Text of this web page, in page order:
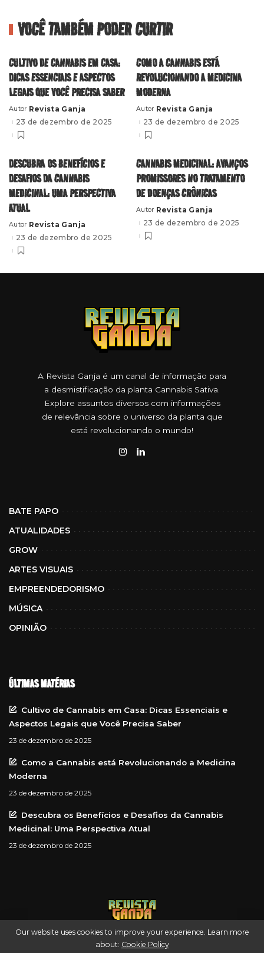
VOCÊ TAMBÉM PODER CURTIR
CULTIVO DE CANNABIS EM CASA:
DICAS ESSENCIAIS E ASPECTOS
LEGAIS QUE VOCÊ PRECISA SABER
Posted
by
Autor Revista Ganja
23 de dezembro de 2025
COMO A CANNABIS ESTÁ
REVOLUCIONANDO A MEDICINA
MODERNA
Posted
by
Autor Revista Ganja
23 de dezembro de 2025
DESCUBRA OS BENEFÍCIOS E
DESAFIOS DA CANNABIS
MEDICINAL: UMA PERSPECTIVA
ATUAL
Posted
by
Autor Revista Ganja
23 de dezembro de 2025
CANNABIS MEDICINAL: AVANÇOS
PROMISSORES NO TRATAMENTO
DE DOENÇAS CRÔNICAS
Posted
by
Autor Revista Ganja
23 de dezembro de 2025
A Revista Ganja é um canal de informação para
a desmistificação da planta Cannabis Sativa.
Explore assuntos diversos com informações
de relevância sobre o universo da planta que
está revolucionando o mundo!
BATE PAPO
ATUALIDADES
GROW
ARTES VISUAIS
EMPREENDEDORISMO
MÚSICA
OPINIÃO
ÚLTIMAS MATÉRIAS
Cultivo de Cannabis em Casa: Dicas Essenciais e
Aspectos Legais que Você Precisa Saber
23 de dezembro de 2025
Como a Cannabis está Revolucionando a Medicina
Moderna
23 de dezembro de 2025
Descubra os Benefícios e Desafios da Cannabis
Medicinal: Uma Perspectiva Atual
23 de dezembro de 2025
Our website uses cookies to improve your experience. Learn more
about: Cookie Policy